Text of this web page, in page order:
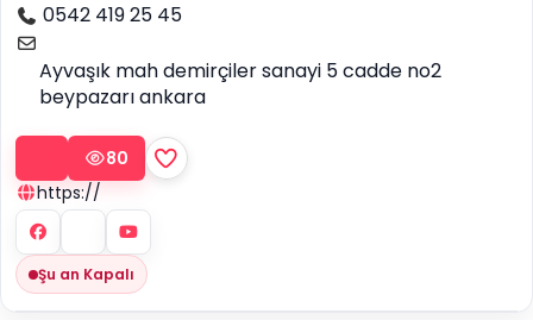
0542 419 25 45
Ayvaşık mah demirçiler sanayi 5 cadde no2
beypazarı ankara
80
https://
Şu an Kapalı